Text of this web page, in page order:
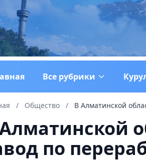
Все рубрики
/ Общество / В Алматинской
по